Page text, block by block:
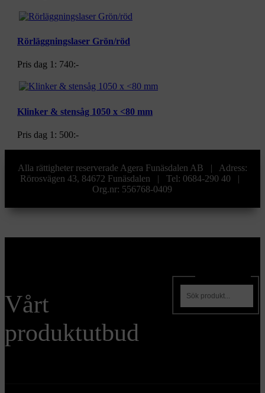
Rörläggningslaser Grön/röd
Pris dag 1: 740:-
Klinker & stensåg 1050 x <80 mm
Pris dag 1: 500:-
Alla rättigheter reserverade Agera Funäsdalen AB | Adress:
Rörosvägen 43, 84672 Funäsdalen | Tel: 0684-290 40 |
Org.nr: 556768-0409
Vårt
produktutbud